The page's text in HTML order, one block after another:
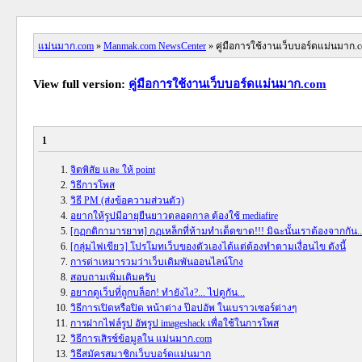
แม่นมาก.com » Manmak.com NewsCenter » คู่มือการใช้งานเว็บบอร์ดแม่นมาก
View full version: คู่มือการใช้งานเว็บบอร์ดแม่นมาก.com
1
จิตพิสัย และ ให้ point
วิธีการโพส
วิธี PM (ส่งข้อความส่วนตัว)
อยากให้รูปมีอายุยืนยาวตลอดกาล ต้องใช้ mediafire
[กฏกติกามารยาท] กฏเหล็กที่ห้ามทำเด็ดขาด!!! มิฉะนั้นเราต้องจากกัน
[กลุ่มไฟเขียว] โปรโมทเว็บของตัวเองได้แต่ต้องทำตามเงื่อนไข ดังนี้
การด่าเหมารวมว่าเว็บเดิมพันออนไลน์โกง
สอบถามเพิ่มเติมครับ
อยากดูเว็บที่ถูกบล็อก! ทำยังไง?... ไปดูกัน...
วิธีการเปิดหรือปิด หน้าต่าง ป๊อปอัพ ในเบราวเซอร์ต่างๆ
การฝากไฟล์รูป อัพรูป imageshack เพื่อใช้ในการโพส
วิธีการเสิรช์ข้อมูลใน แม่นมาก.com
วิธีสมัครสมาชิกเว็บบอร์ดแม่นมาก